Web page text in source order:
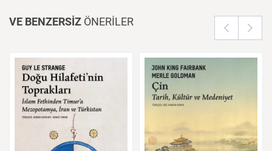
VE BENZERSİZ ÖNERİLER